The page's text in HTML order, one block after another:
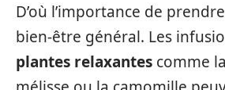
D’où l’importance de
bien-être général. Les
plantes relaxantes comme